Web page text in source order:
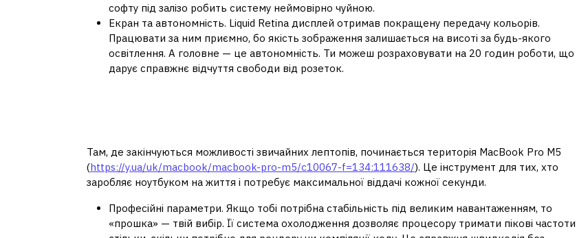
софту під залізо робить систему неймовірно чуйною.
Екран та автономність. Liquid Retina дисплей отримав покращену передачу кольорів.
Працювати за ним приємно, бо якість зображення залишається на висоті за будь-якого
освітлення. А головне — це автономність. Ти можеш розраховувати на 20 годин роботи, що
дарує справжнє відчуття свободи від розеток.
Там, де закінчуються можливості звичайних лептопів, починається територія MacBook Pro M5
(https://y.ua/uk/macbook/macbook-pro-m5/c10067-f=134:111638/). Це інструмент для тих, хто
заробляє ноутбуком на життя і потребує максимальної віддачі кожної секунди.
Професійні параметри. Якщо тобі потрібна стабільність під великим навантаженням, то
«прошка» — твій вибір. Її система охолодження дозволяє процесору тримати пікові частоти